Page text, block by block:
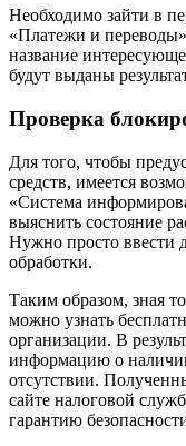
Кроме этого
можно найти через
контрагенты. По
Также есть
онлайн через
у пользователя
банка и точно
Необходимо зайти в
«Платежи и
название
будут выданы
Проверка
Для того, чтобы